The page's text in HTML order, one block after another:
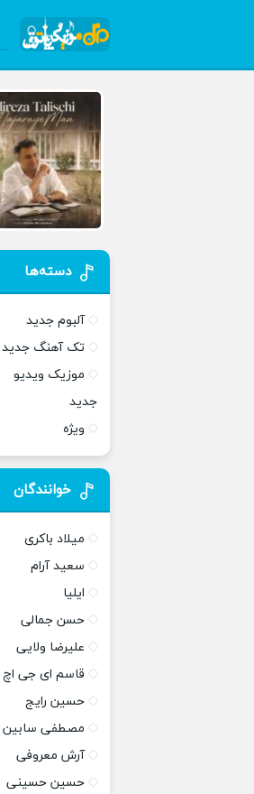
دسته‌ها
آلبوم جدید
تک آهنگ جدید
موزیک ویدیو
جدید
ویژه
خوانندگان
میلاد باکری
سعید آرام
ایلیا
حسن جمالی
علیرضا ولایی
قاسم ای جی اچ
حسین رایج
مصطفی سابین
آرش معروفی
حسین حسینی